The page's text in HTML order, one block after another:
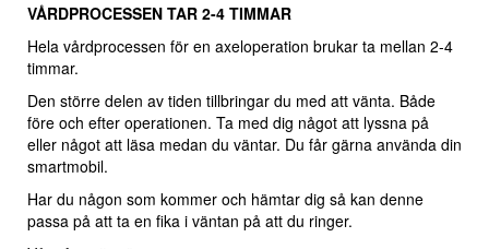
VÅRDPROCESSEN TAR 2-4 TIMMAR
Hela vårdprocessen för en axeloperation brukar ta mellan 2-4
timmar.
Den större delen av tiden tillbringar du med att vänta. Både
före och efter operationen. Ta med dig något att lyssna på
eller något att läsa medan du väntar. Du får gärna använda din
smartmobil.
Har du någon som kommer och hämtar dig så kan denne
passa på att ta en fika i väntan på att du ringer.